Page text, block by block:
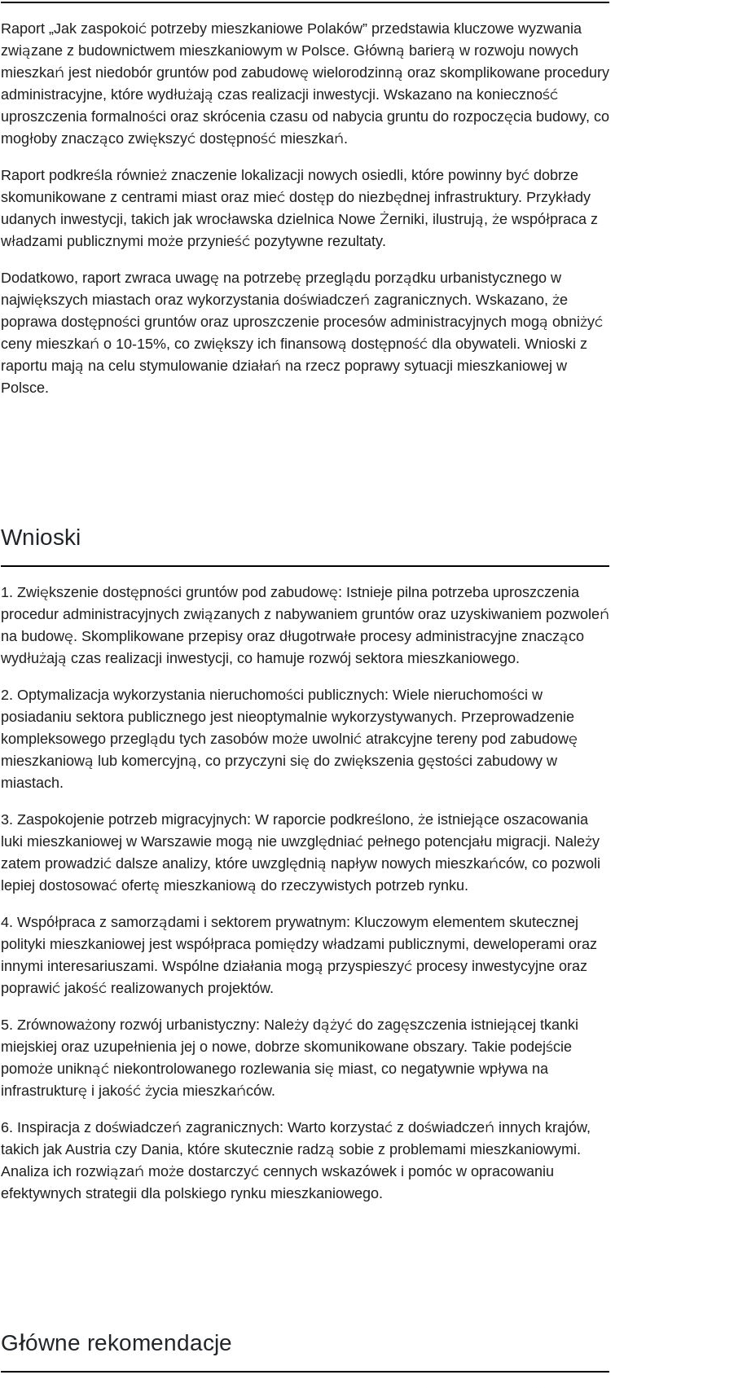
Raport „Jak zaspokoić potrzeby mieszkaniowe Polaków” przedstawia kluczowe wyzwania
związane z budownictwem mieszkaniowym w Polsce. Główną barierą w rozwoju nowych
mieszkań jest niedobór gruntów pod zabudowę wielorodzinną oraz skomplikowane procedury
administracyjne, które wydłużają czas realizacji inwestycji. Wskazano na konieczność
uproszczenia formalności oraz skrócenia czasu od nabycia gruntu do rozpoczęcia budowy, co
mogłoby znacząco zwiększyć dostępność mieszkań.
Raport podkreśla również znaczenie lokalizacji nowych osiedli, które powinny być dobrze
skomunikowane z centrami miast oraz mieć dostęp do niezbędnej infrastruktury. Przykłady
udanych inwestycji, takich jak wrocławska dzielnica Nowe Żerniki, ilustrują, że współpraca z
władzami publicznymi może przynieść pozytywne rezultaty.
Dodatkowo, raport zwraca uwagę na potrzebę przeglądu porządku urbanistycznego w
największych miastach oraz wykorzystania doświadczeń zagranicznych. Wskazano, że
poprawa dostępności gruntów oraz uproszczenie procesów administracyjnych mogą obniżyć
ceny mieszkań o 10-15%, co zwiększy ich finansową dostępność dla obywateli. Wnioski z
raportu mają na celu stymulowanie działań na rzecz poprawy sytuacji mieszkaniowej w
Polsce.
Wnioski
1. Zwiększenie dostępności gruntów pod zabudowę: Istnieje pilna potrzeba uproszczenia
procedur administracyjnych związanych z nabywaniem gruntów oraz uzyskiwaniem pozwoleń
na budowę. Skomplikowane przepisy oraz długotrwałe procesy administracyjne znacząco
wydłużają czas realizacji inwestycji, co hamuje rozwój sektora mieszkaniowego.
2. Optymalizacja wykorzystania nieruchomości publicznych: Wiele nieruchomości w
posiadaniu sektora publicznego jest nieoptymalnie wykorzystywanych. Przeprowadzenie
kompleksowego przeglądu tych zasobów może uwolnić atrakcyjne tereny pod zabudowę
mieszkaniową lub komercyjną, co przyczyni się do zwiększenia gęstości zabudowy w
miastach.
3. Zaspokojenie potrzeb migracyjnych: W raporcie podkreślono, że istniejące oszacowania
luki mieszkaniowej w Warszawie mogą nie uwzględniać pełnego potencjału migracji. Należy
zatem prowadzić dalsze analizy, które uwzględnią napływ nowych mieszkańców, co pozwoli
lepiej dostosować ofertę mieszkaniową do rzeczywistych potrzeb rynku.
4. Współpraca z samorządami i sektorem prywatnym: Kluczowym elementem skutecznej
polityki mieszkaniowej jest współpraca pomiędzy władzami publicznymi, deweloperami oraz
innymi interesariuszami. Wspólne działania mogą przyspieszyć procesy inwestycyjne oraz
poprawić jakość realizowanych projektów.
5. Zrównoważony rozwój urbanistyczny: Należy dążyć do zagęszczenia istniejącej tkanki
miejskiej oraz uzupełnienia jej o nowe, dobrze skomunikowane obszary. Takie podejście
pomoże uniknąć niekontrolowanego rozlewania się miast, co negatywnie wpływa na
infrastrukturę i jakość życia mieszkańców.
6. Inspiracja z doświadczeń zagranicznych: Warto korzystać z doświadczeń innych krajów,
takich jak Austria czy Dania, które skutecznie radzą sobie z problemami mieszkaniowymi.
Analiza ich rozwiązań może dostarczyć cennych wskazówek i pomóc w opracowaniu
efektywnych strategii dla polskiego rynku mieszkaniowego.
Główne rekomendacje